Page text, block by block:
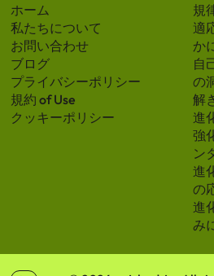
ホーム
私たちについて
お問い合わせ
ブログ
プライバシーポリシー
規約 of Use
クッキーポリシー
規
適
か
自
の
解
進
強
ン
進
の
進
み